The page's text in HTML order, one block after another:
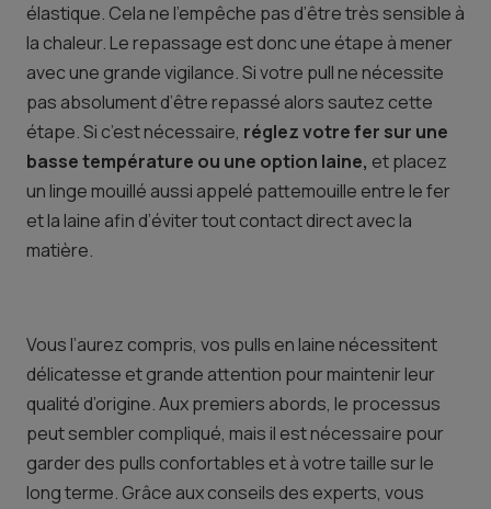
élastique. Cela ne l’empêche pas d’être très sensible à
la chaleur. Le repassage est donc une étape à mener
avec une grande vigilance. Si votre pull ne nécessite
pas absolument d’être repassé alors sautez cette
étape. Si c’est nécessaire, réglez votre fer sur une
basse température ou une option laine, et placez
un linge mouillé aussi appelé pattemouille entre le fer
et la laine afin d’éviter tout contact direct avec la
matière.
Vous l’aurez compris, vos pulls en laine nécessitent
délicatesse et grande attention pour maintenir leur
qualité d’origine. Aux premiers abords, le processus
peut sembler compliqué, mais il est nécessaire pour
garder des pulls confortables et à votre taille sur le
long terme. Grâce aux conseils des experts, vous